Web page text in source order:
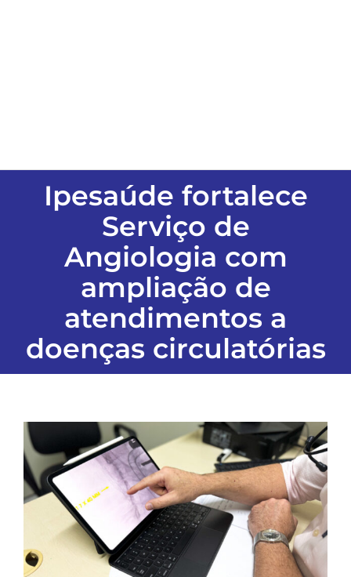
FALE CONOSCO
EDIÇÕES EM PDF
Ipesaúde fortalece
Serviço de
Angiologia com
ampliação de
atendimentos a
doenças circulatórias